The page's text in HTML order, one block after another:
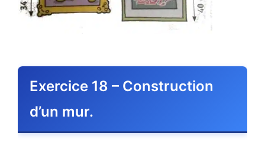
Exercice 18 – Construction
d’un mur.